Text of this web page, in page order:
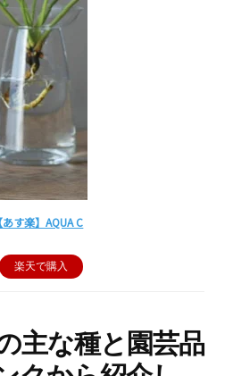
す楽】AQUA C
楽天で購入
主な種と園芸品